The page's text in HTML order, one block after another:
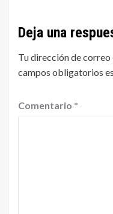
Deja una
Tu dirección de
campos obligatorios
Comentario *